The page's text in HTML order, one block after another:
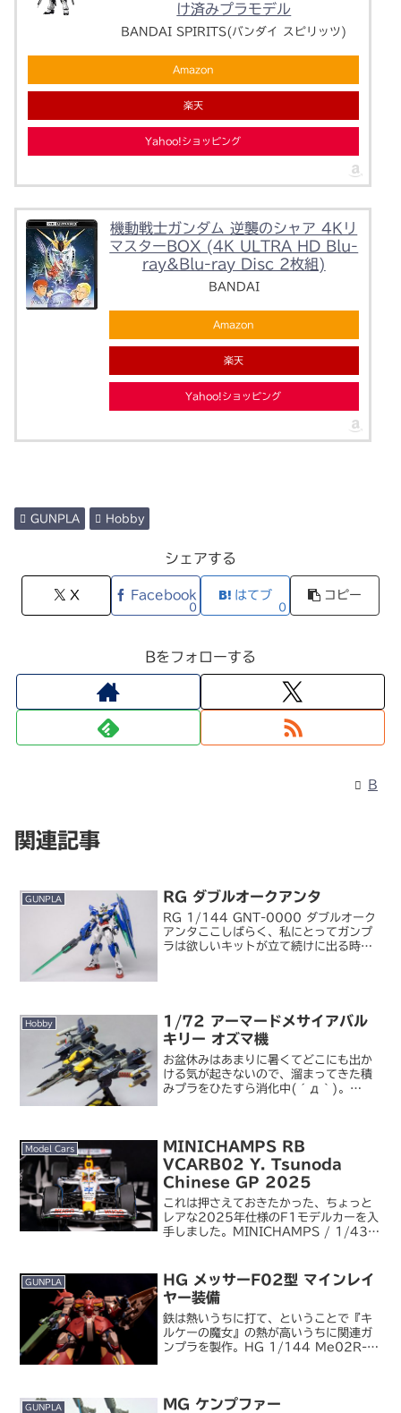
け済みプラモデル
BANDAI SPIRITS(バンダイ スピリッツ)
Amazon
楽天
Yahoo!ショッピング
機動戦士ガンダム 逆襲のシャア 4Kリ
マスターBOX (4K ULTRA HD Blu-
ray&Blu-ray Disc 2枚組)
BANDAI
Amazon
楽天
Yahoo!ショッピング
GUNPLA Hobby
シェアする
X Facebook
0
はてブ
0
コピー
Bをフォローする
B
関連記事
GUNPLA RG ダブルオークアンタ
RG 1/144 GNT-0000 ダブルオーク
アンタここしばらく、私にとってガンプ
ラは欲しいキットが立て続けに出る時期
Hobby
1/72 アーマードメサイアバル
キリー オズマ機
お盆休みはあまりに暑くてどこにも出か
ける気が起きないので、溜まってきた積
みプラをひたすら消化中(´д｀)。
の 2 月くら...
Model Cars
MINICHAMPS RB
VCARB02 Y. Tsunoda
Chinese GP 2025
これは押さえておきたかった、ちょっと
レアな2025年仕様のF1モデルカーを入
手しました。MINICHAMPS / 1/43
2025角...
GUNPLA
HG メッサーF02型 マインレイ
ヤー装備
鉄は熱いうちに打て、ということで『キ
ルケーの魔女』の熱が高いうちに関連ガ
ンプラを製作。HG 1/144 Me02R-
秋には届い...
GUNPLA MG ケンプファー